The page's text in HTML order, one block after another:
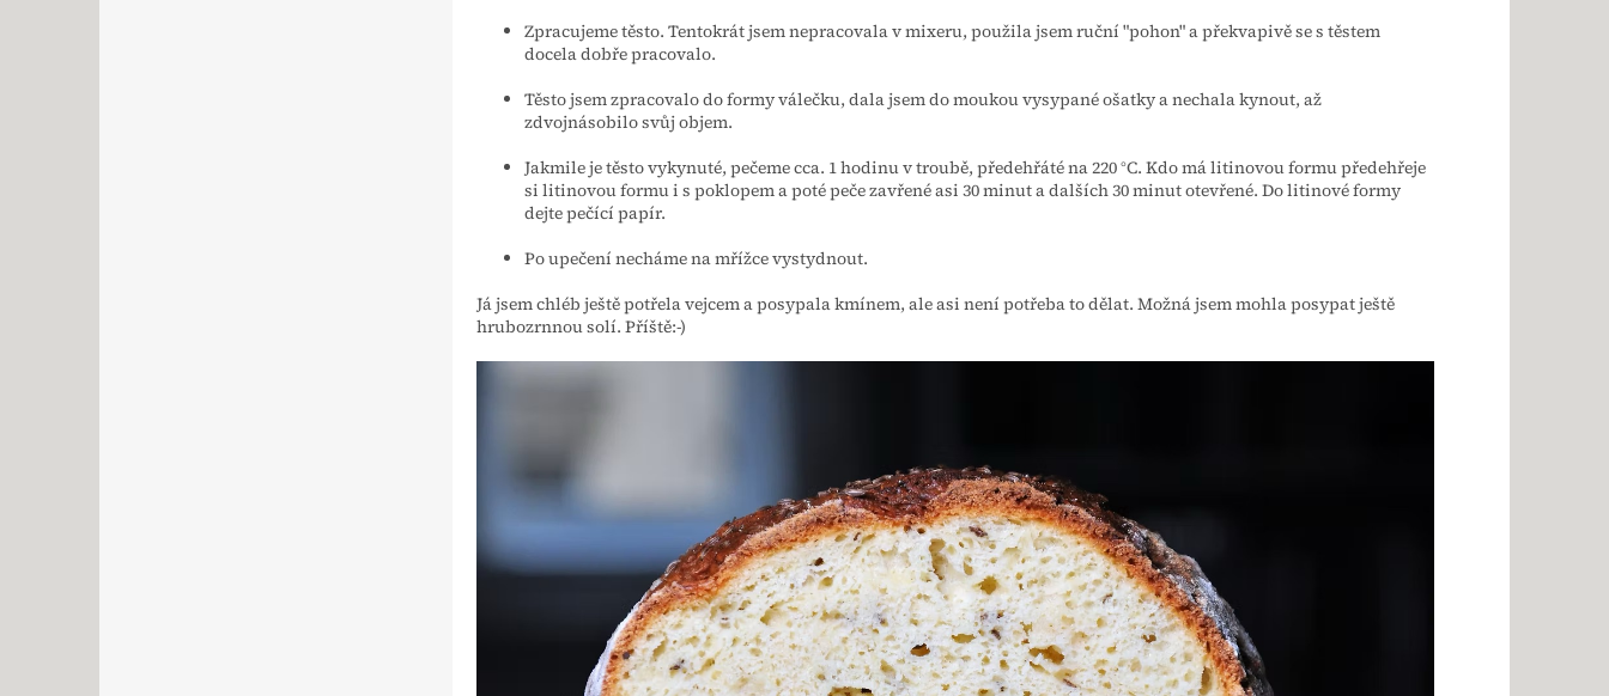
Zpracujeme těsto. Tentokrát jsem nepracovala v mixeru, použila jsem ruční "pohon" a překvapivě se s těstem
docela dobře pracovalo.
Těsto jsem zpracovalo do formy válečku, dala jsem do moukou vysypané ošatky a nechala kynout, až
zdvojnásobilo svůj objem.
Jakmile je těsto vykynuté, pečeme cca. 1 hodinu v troubě, předehřáté na 220 °C. Kdo má litinovou formu předehřeje
si litinovou formu i s poklopem a poté peče zavřené asi 30 minut a dalších 30 minut otevřené. Do litinové formy
dejte pečící papír.
Po upečení necháme na mřížce vystydnout.
Já jsem chléb ještě potřela vejcem a posypala kmínem, ale asi není potřeba to dělat. Možná jsem mohla posypat ještě
hrubozrnnou solí. Příště:-)